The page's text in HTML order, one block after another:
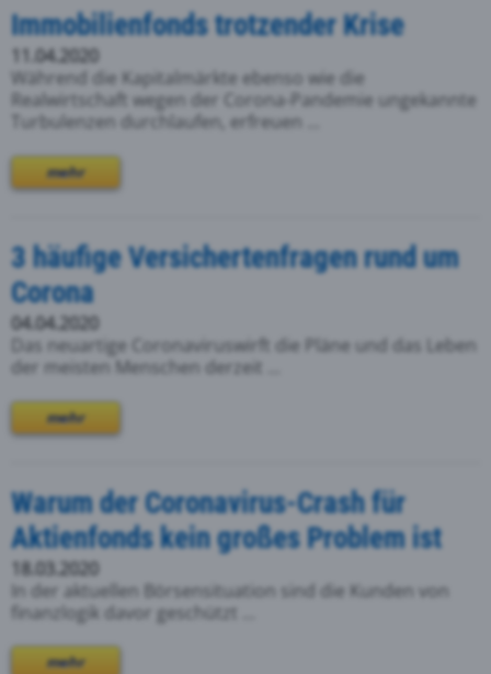
Immobilienfonds trotzender Krise
11.04.2020
Während die Kapitalmärkte ebenso wie die
Realwirtschaft wegen der Corona-Pandemie ungekannte
Turbulenzen durchlaufen, erfreuen ...
mehr
3 häufige Versichertenfragen rund um
Corona
04.04.2020
Das neuartige Coronaviruswirft die Pläne und das Leben
der meisten Menschen derzeit ...
mehr
Warum der Coronavirus-Crash für
Aktienfonds kein großes Problem ist
18.03.2020
In der aktuellen Börsensituation sind die Kunden von
finanzlogik davor geschützt ...
mehr